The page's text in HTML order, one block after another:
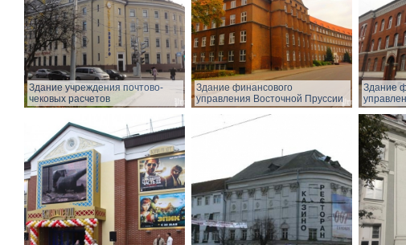
Здание учреждения почтово-
чековых расчетов
Здание финансового
управления Восточной Пруссии
Здание